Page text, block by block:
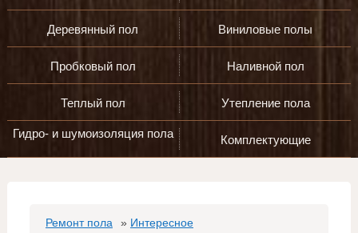
Деревянный пол Виниловые полы
Пробковый пол Наливной пол
Теплый пол Утепление пола
Гидро- и шумоизоляция пола Комплектующие
Ремонт пола » Интересное